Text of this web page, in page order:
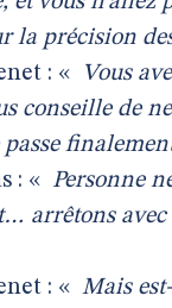
la précision
: «
Vous
conseille de
: « Personne
arrêtons
: « Mais